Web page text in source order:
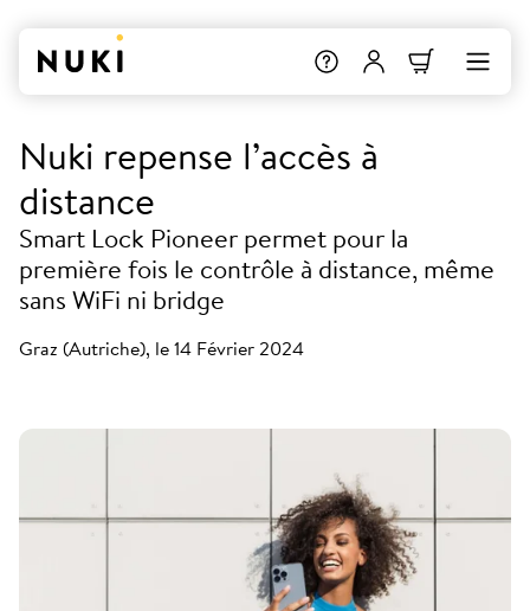
Nuki repense l’accès à
distance
Smart Lock Pioneer permet pour la
première fois le contrôle à distance, même
sans WiFi ni bridge
Graz (Autriche), le 14 Février 2024